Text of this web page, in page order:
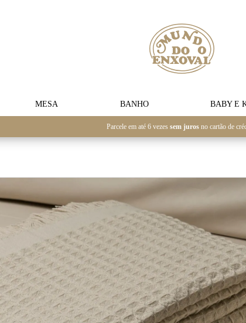
MESA BANHO BABY E
Parcele em até 6 vezes sem juros no cartão de